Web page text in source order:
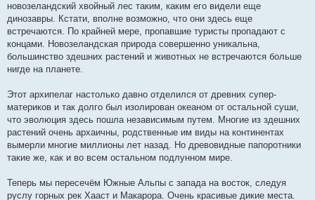
новозеландский хвойный лес таким, каким его видели еще
динозавры. Кстати, вполне возможно, что они здесь еще
встречаются. По крайней мере, пропавшие туристы пропадают с
концами. Новозеландская природа совершенно уникальна,
большинство здешних растений и животных не встречаются больше
нигде на планете.
Этот архипелаг настолько давно отделился от древних супер-
материков и так долго был изолирован океаном от остальной суши,
что эволюция здесь пошла независимым путем. Многие из здешних
растений очень архаичны, родственные им виды на континентах
вымерли многие миллионы лет назад. Но древовидные папоротники
такие же, как и во всем остальном подлунном мире.
Теперь мы пересечём Южные Альпы с запада на восток, следуя
руслу горных рек Хааст и Макарора. Очень красивые дикие места.